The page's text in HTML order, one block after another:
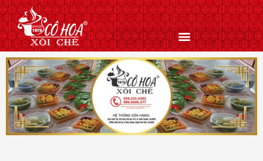
Nhảy
tới
nội
dung